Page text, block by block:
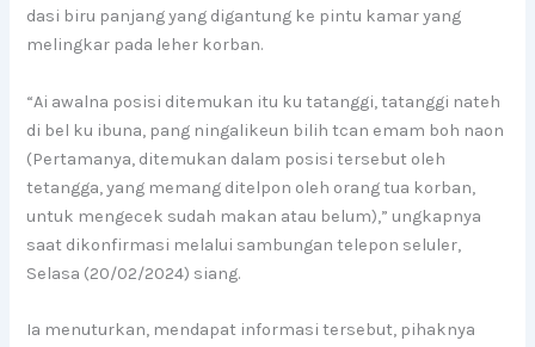
dasi biru panjang yang digantung ke pintu kamar yang
melingkar pada leher korban.
“Ai awalna posisi ditemukan itu ku tatanggi, tatanggi nateh
di bel ku ibuna, pang ningalikeun bilih tcan emam boh naon
(Pertamanya, ditemukan dalam posisi tersebut oleh
tetangga, yang memang ditelpon oleh orang tua korban,
untuk mengecek sudah makan atau belum),” ungkapnya
saat dikonfirmasi melalui sambungan telepon seluler,
Selasa (20/02/2024) siang.
Ia menuturkan, mendapat informasi tersebut, pihaknya